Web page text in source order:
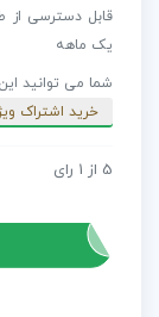
گالری
اوقات
با
عدد
قابل دسترسی از
یک ماهه
شما می توانید این محصول و 24574 محصول
خرید اشتراک
پروژه افترافکت
5 از 1 رای